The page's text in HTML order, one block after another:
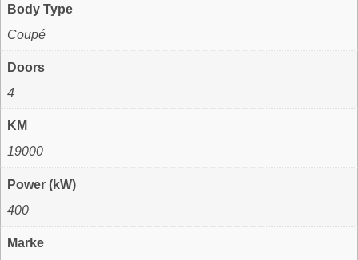
Body Type
Coupé
Doors
4
KM
19000
Power (kW)
400
Marke